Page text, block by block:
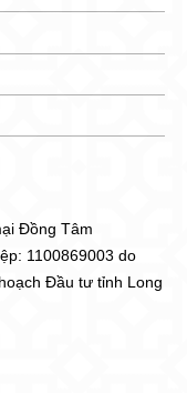
Đồng Tâm
1100869003 do
Đầu tư tỉnh Long